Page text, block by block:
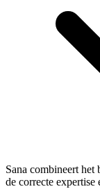
Sana combineert het
de correcte expertise